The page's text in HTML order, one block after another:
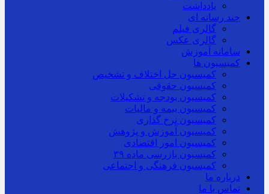
یادداشت
چند رسانه ای
گالری فیلم
گالری عکس
سامانه آموزش
کمیسیون ها
کمیسیون حل اختلاف و تشخیص
کمیسیون حقوقی
کمیسیون بودجه و تشکیلات
کمیسیون بیمه و مالیات
کمیسیون نرخ گذاری
کمیسیون آموزش و پژوهش
کمیسیون امور اقتصادی
کمیسیون بازرسی ماده ۳۹
کمیسیون فرهنگی و اجتماعی
درباره ما
تماس با ما